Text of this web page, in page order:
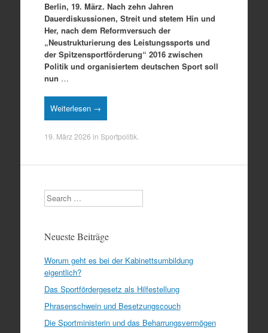
Berlin, 19. März. Nach zehn Jahren
Dauerdiskussionen, Streit und stetem Hin und
Her, nach dem Reformversuch der
„Neustrukturierung des Leistungssports und
der Spitzensportförderung“ 2016 zwischen
Politik und organisiertem deutschen Sport soll
nun …
Weiterlesen →
19. März 2026 in Sportpolitik
Search
Neueste Beiträge
Worum geht es bei der Kabinettsumbildung
eigentlich?
Das Sportfördergesetz als Hilfestellung
Phrasenschwein und Besetzungscouch
Die Sportministerin und das Beharrungsvermögen